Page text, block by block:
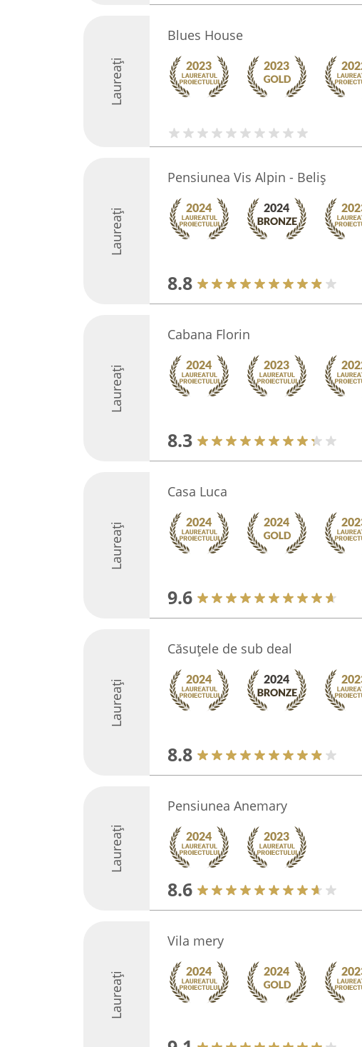
Laureați
Blues House
Laureați
Pensiunea Vis Alpin - Beliș
8.8
Laureați
Cabana Florin
8.3
Laureați
Casa Luca
9.6
Laureați
Căsuțele de sub deal
8.8
Laureați
Pensiunea Anemary
8.6
Laureați
Vila mery